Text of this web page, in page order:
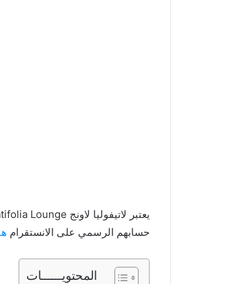
حسابهم الرسمي على الانستقرام
المحتويــــــات